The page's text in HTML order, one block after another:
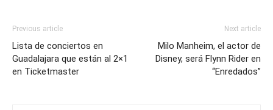
Previous article
Lista de conciertos en
Guadalajara que están al 2×1
en Ticketmaster
Next article
Milo Manheim, el actor de
Disney, será Flynn Rider en
“Enredados”